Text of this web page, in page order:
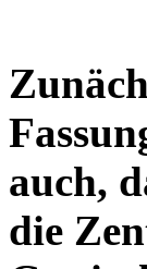
auch,
die